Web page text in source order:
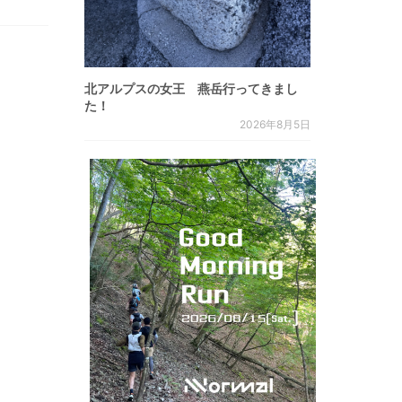
北アルプスの女王 燕岳行ってきまし
た！
2026年8月5日